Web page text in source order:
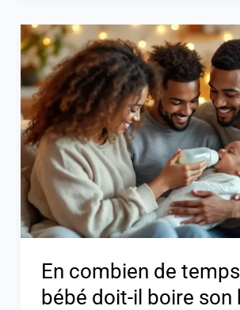
En combien de
bébé doit-il boire son
En
combien
de
temps
un
bébé
doit-
il
boire
son
?